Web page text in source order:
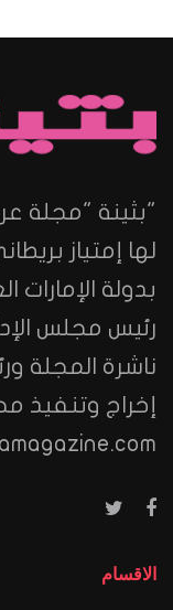
"بثينة "مجلة
لها إمتياز
بدولة الإمارات
رئيس مجلس
ناشرة المجلة
إخراج وتنفيذ
الاقسام